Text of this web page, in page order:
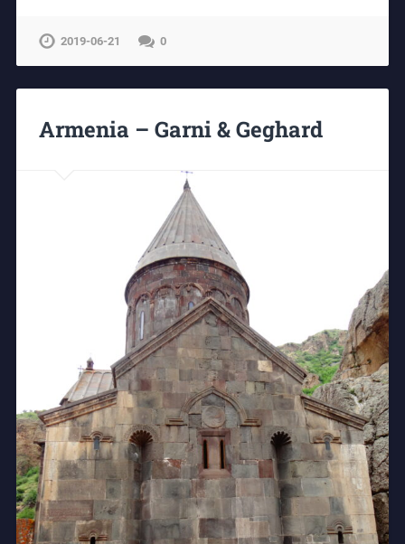
2019-06-21 0
Armenia – Garni & Geghard